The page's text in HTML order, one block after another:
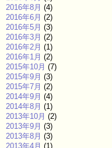
2016年8月 (4)
2016年6月 (2)
2016年5月 (3)
2016年3月 (2)
2016年2月 (1)
2016年1月 (2)
2015年10月 (7)
2015年9月 (3)
2015年7月 (2)
2014年9月 (4)
2014年8月 (1)
2013年10月 (2)
2013年9月 (3)
2013年8月 (3)
2013年4月 (1)